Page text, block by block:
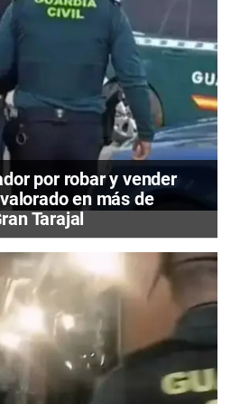
por robar y vender
en más de
Tarajal